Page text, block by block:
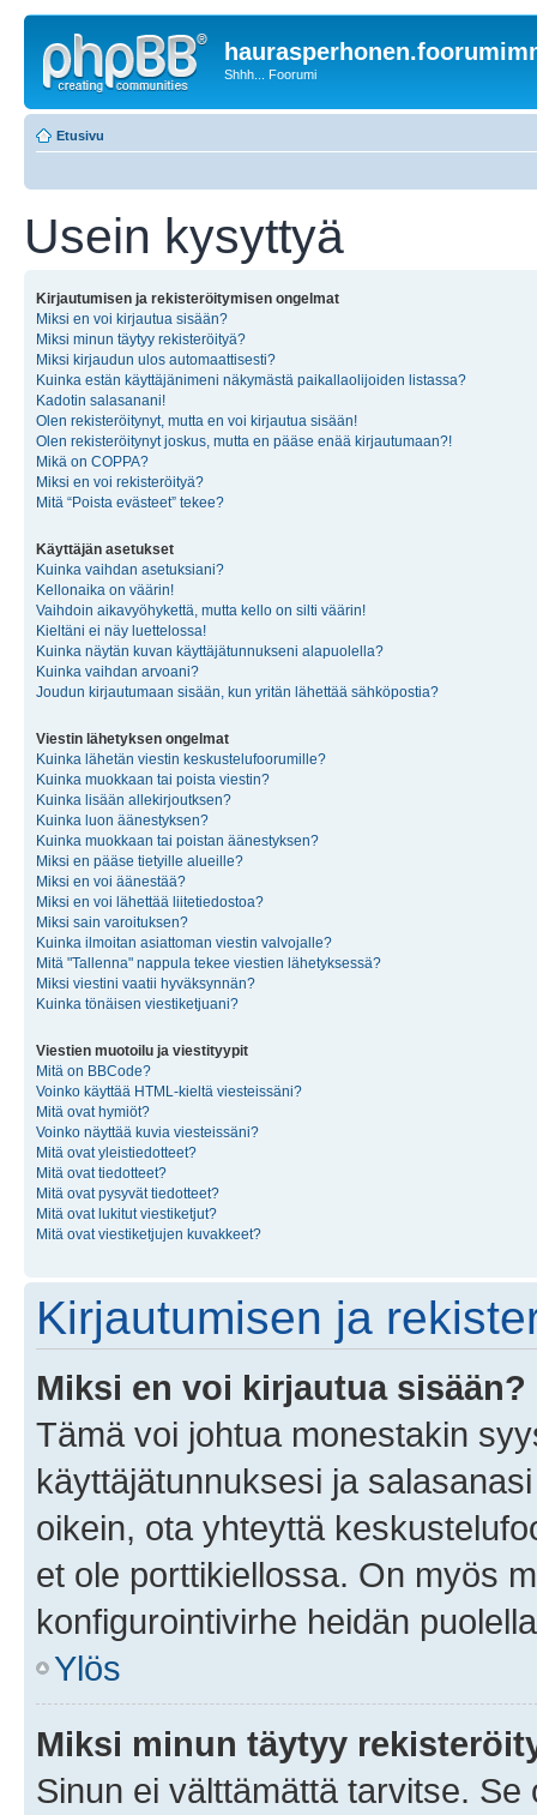
Shhh... Foorumi
Etusivu
Usein kysyttyä
Kirjautumisen ja rekisteröitymisen ongelmat
Miksi en voi kirjautua sisään?
Miksi minun täytyy rekisteröityä?
Miksi kirjaudun ulos automaattisesti?
Kuinka estän käyttäjänimeni näkymästä paikallaolijoiden listassa?
Kadotin salasanani!
Olen rekisteröitynyt, mutta en voi kirjautua sisään!
Olen rekisteröitynyt joskus, mutta en pääse enää kirjautumaan?!
Mikä on COPPA?
Miksi en voi rekisteröityä?
Mitä “Poista evästeet” tekee?
Käyttäjän asetukset
Kuinka vaihdan asetuksiani?
Kellonaika on väärin!
Vaihdoin aikavyöhykettä, mutta kello on silti väärin!
Kieltäni ei näy luettelossa!
Kuinka näytän kuvan käyttäjätunnukseni alapuolella?
Kuinka vaihdan arvoani?
Joudun kirjautumaan sisään, kun yritän lähettää sähköpostia?
Viestin lähetyksen ongelmat
Kuinka lähetän viestin keskustelufoorumille?
Kuinka muokkaan tai poista viestin?
Kuinka lisään allekirjoutksen?
Kuinka luon äänestyksen?
Kuinka muokkaan tai poistan äänestyksen?
Miksi en pääse tietyille alueille?
Miksi en voi äänestää?
Miksi en voi lähettää liitetiedostoa?
Miksi sain varoituksen?
Kuinka ilmoitan asiattoman viestin valvojalle?
Mitä "Tallenna" nappula tekee viestien lähetyksessä?
Miksi viestini vaatii hyväksynnän?
Kuinka tönäisen viestiketjuani?
Viestien muotoilu ja viestityypit
Mitä on BBCode?
Voinko käyttää HTML-kieltä viesteissäni?
Mitä ovat hymiöt?
Voinko näyttää kuvia viesteissäni?
Mitä ovat yleistiedotteet?
Mitä ovat tiedotteet?
Mitä ovat pysyvät tiedotteet?
Mitä ovat lukitut viestiketjut?
Mitä ovat viestiketjujen kuvakkeet?
Kirjautumisen ja
Miksi en voi kirjautua sisään?
Tämä voi johtua monestakin
käyttäjätunnuksesi ja
oikein, ota yhteyttä
et ole porttikiellossa. On myös
konfigurointivirhe heidän
Ylös
Miksi minun täytyy
Sinun ei välttämättä tarvitse.